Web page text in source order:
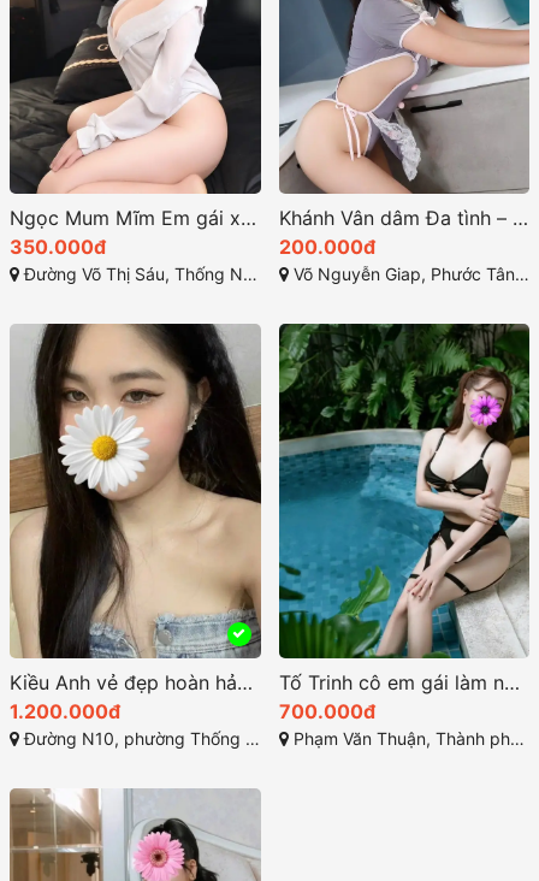
Ngọc Mum Mĩm Em gái xinh xắn làm tình chất
350.000đ
Đường Võ Thị Sáu, Thống Nhất, Thành phố Biên Hòa, Đồng Nai
Khánh Vân dâm Đa tình – sexy khiêu gợi
200.000đ
Võ Nguyễn Giap, Phước Tân, Biên Hòa, Đồng Nai
Kiều Anh vẻ đẹp hoàn hảo giữa sự quyến rũ và thanh lịch
1.200.000đ
Đường N10, phường Thống Nhất, Thành phố Biên Hòa, Đồng Nai
Tố Trinh cô em gái làm nên nét đẹp miền Tây
700.000đ
Phạm Văn Thuận, Thành phố Biên Hòa, Đồng Nai